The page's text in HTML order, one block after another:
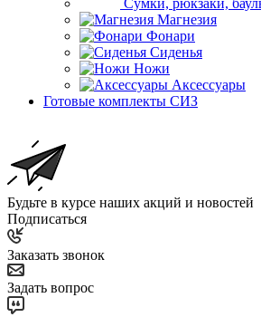
Сумки, рюкзаки,
Магнезия
Фонари
Сиденья
Ножи
Аксессуары
Готовые комплекты СИЗ
Будьте в курсе наших акций и новостей
Подписаться
Заказать звонок
Задать вопрос